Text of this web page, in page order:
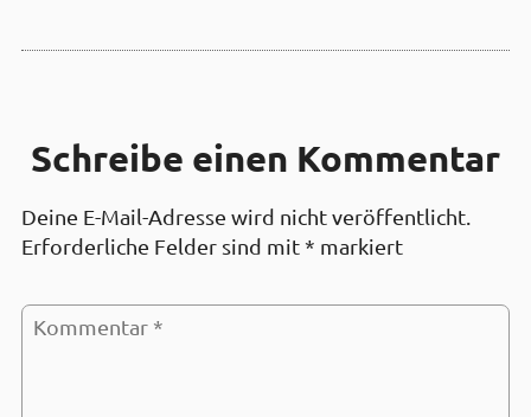
Schreibe einen Kommentar
Deine E-Mail-Adresse wird nicht veröffentlicht.
Erforderliche Felder sind mit* markiert